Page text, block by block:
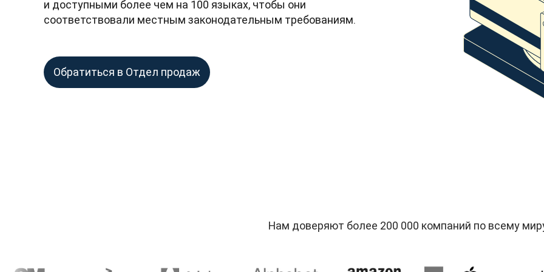
и доступными более чем на 100 языках, чтобы они
соответствовали местным законодательным требованиям.
Обратиться в Отдел продаж
Нам доверяют более 200 000 компаний по всему